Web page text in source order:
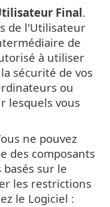
Final.
de l'Utilisateur
de
à utiliser
sécurité de vos
ou
lesquels vous
ne pouvez
des composants
sur le
les restrictions
le Logiciel :